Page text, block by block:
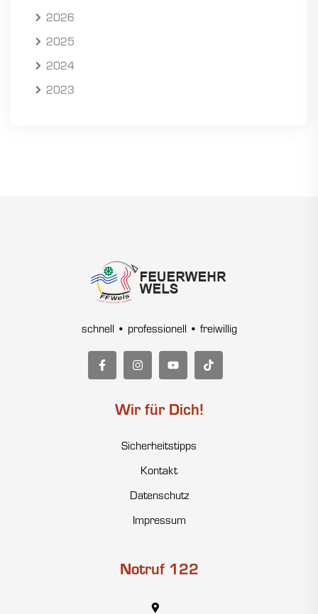
2026
2025
2024
2023
schnell • professionell • freiwillig
Wir für Dich!
Sicherheitstipps
Kontakt
Datenschutz
Impressum
Notruf 122